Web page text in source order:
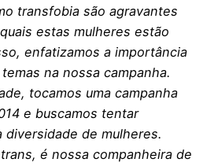
transfobia são agravantes
estas mulheres estão
enfatizamos a importância
na nossa campanha.
tocamos uma campanha
e buscamos tentar
diversidade de mulheres.
é nossa companheira de